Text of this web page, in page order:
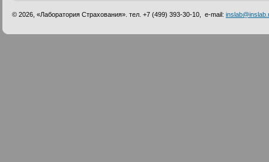
© 2026, «Лаборатория Страхования». тел. +7 (499) 393-30-10, e-mail: